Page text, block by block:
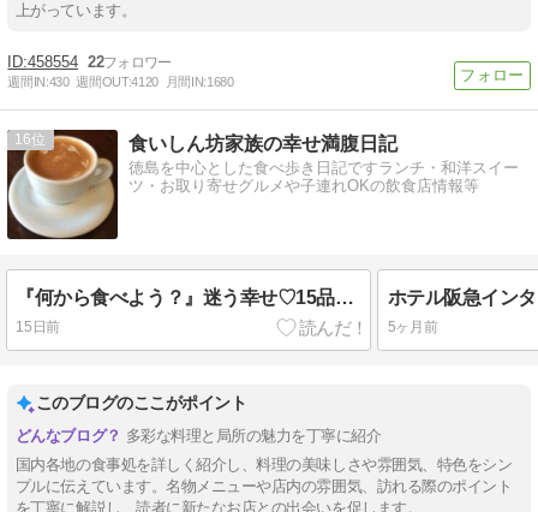
上がっています。
458554 22
週間IN:430 週間OUT:4120 月間IN:1680
16 食いしん坊家族の幸せ満腹日記
徳島を中心とした食べ歩き日記ですランチ・和洋スイー
ツ・お取り寄せグルメや子連れOKの飲食店情報等
『何から食べよう？』迷う幸せ♡15品目のおばんざい定食☆gatto
15日前 5ヶ月前
このブログのここがポイント
多彩な料理と局所の魅力を丁寧に紹介
国内各地の食事処を詳しく紹介し、料理の美味しさや雰囲気、特色をシン
プルに伝えています。名物メニューや店内の雰囲気、訪れる際のポイント
を丁寧に解説し、読者に新たなお店との出会いを促します。